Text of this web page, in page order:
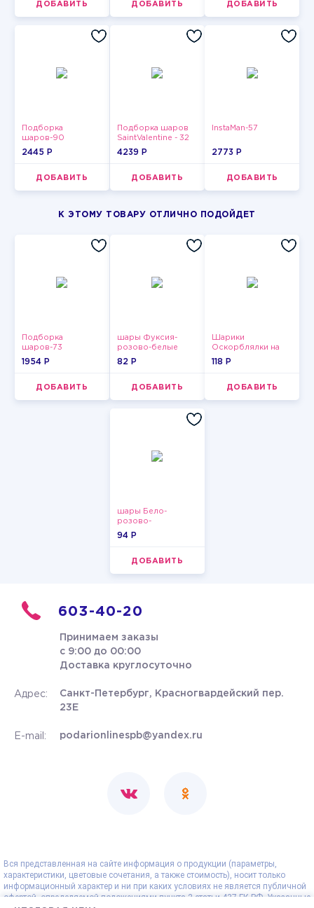
ДОБАВИТЬ ДОБАВИТЬ ДОБАВИТЬ
Подборка
шаров-90
2445 P
ДОБАВИТЬ
Подборка шаров
SaintValentine - 32
4239 P
ДОБАВИТЬ
InstaMan-57
2773 P
ДОБАВИТЬ
К ЭТОМУ ТОВАРУ ОТЛИЧНО ПОДОЙДЕТ
Подборка
шаров-73
1954 P
ДОБАВИТЬ
шары Фуксия-
розово-белые
пастельные
82 P
ДОБАВИТЬ
Шарики
Оскорблялки на
день рождения для
118 P
ДОБАВИТЬ
шары Бело-
розово-
фиолетово-
94 P
ДОБАВИТЬ
603-40-20
Принимаем заказы
с 9:00 до 00:00
Доставка круглосуточно
Адрес:
Санкт-Петербург, Красногвардейский пер.
23Е
E-mail: podarionlinespb@yandex.ru
Вся представленная на сайте информация о продукции (параметры,
характеристики, цветовые сочетания, а также стоимость), носит только
информационный характер и ни при каких условиях не является публичной
офертой, определяемой положениями пункта 2 статьи 437 ГК РФ. Указанные